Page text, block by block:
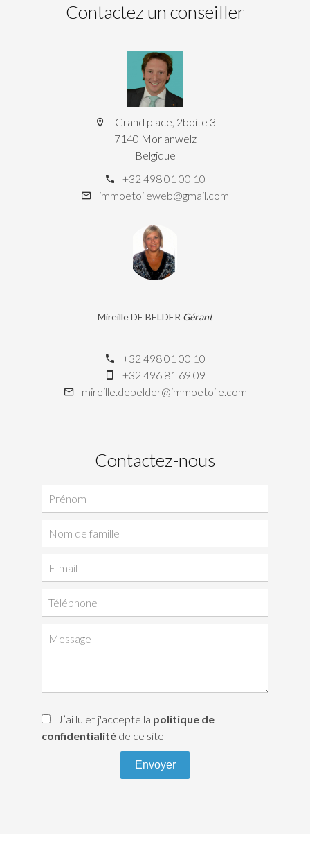
Contactez un conseiller
Grand place, 2boite 3
7140 Morlanwelz
Belgique
+32 498 01 00 10
immoetoileweb@gmail.com
Mireille DE BELDER Gérant
+32 498 01 00 10
+32 496 81 69 09
mireille.debelder@immoetoile.com
Contactez-nous
J’ai lu et j'accepte la politique de
confidentialité de ce site
Envoyer